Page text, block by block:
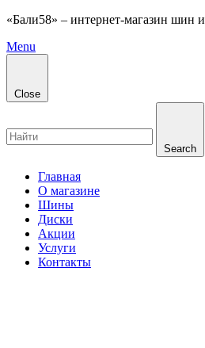
«Бали58» – интернет-магазин шин
Menu
Close
Search
Главная
О магазине
Шины
Диски
Акции
Услуги
Контакты